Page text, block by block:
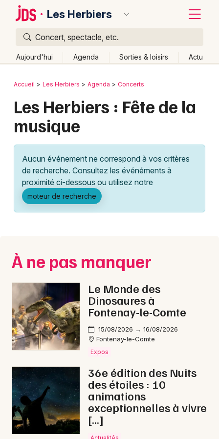
Les Herbiers
Concert, spectacle, etc.
Aujourd'hui Agenda Sorties & loisirs Actu
Publier un événement
Grands événements
Activité & Expérience
Manifestations
Foires & salons
Concerts
Sports
Soirées
Sorties famille
Sorties & loisirs
Fête de la musique en Vendée
Fête de la musique dans les Pays de la Loire
Bordeaux
Colmar
Lille
Lyon
Marseille
Mulhouse
Nice
Paris
Strasbourg
Toulouse
Toutes les villes
Retour
Accueil Les Herbiers Agenda Concerts
Les Herbiers : Fête de la
musique
Aucun événement ne correspond à vos critères
de recherche. Consultez les événéments à
proximité ci-dessous ou utilisez notre
moteur de recherche
À ne pas manquer
Le Monde des
Dinosaures à
Fontenay-le-Comte
15/08/2026 → 16/08/2026
Fontenay-le-Comte
Expos
36e édition des Nuits
des étoiles : 10
animations
exceptionnelles à vivre
[…]
Quoi ?
Où ?
Pays de la Loire
Partout Près de moi Changer de lieu
Quand ?
Aujourd'hui
Demain Ce week-end Autre